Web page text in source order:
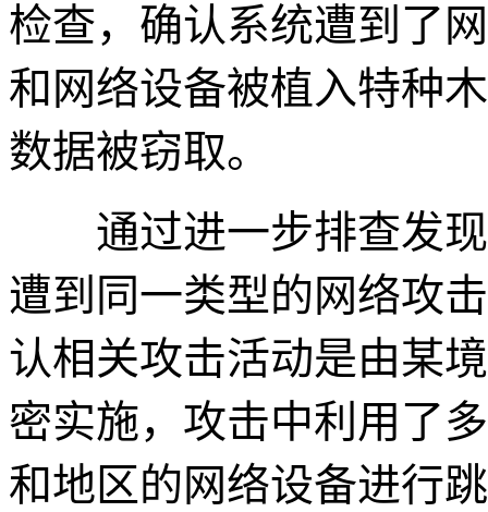
检查，确认系统遭到了
和网络设备被植入特种
数据被窃取。
通过进一步排查发现
遭到同一类型的网络攻
认相关攻击活动是由某
密实施，攻击中利用了
和地区的网络设备进行